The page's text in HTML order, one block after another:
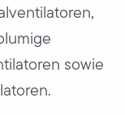
sowie